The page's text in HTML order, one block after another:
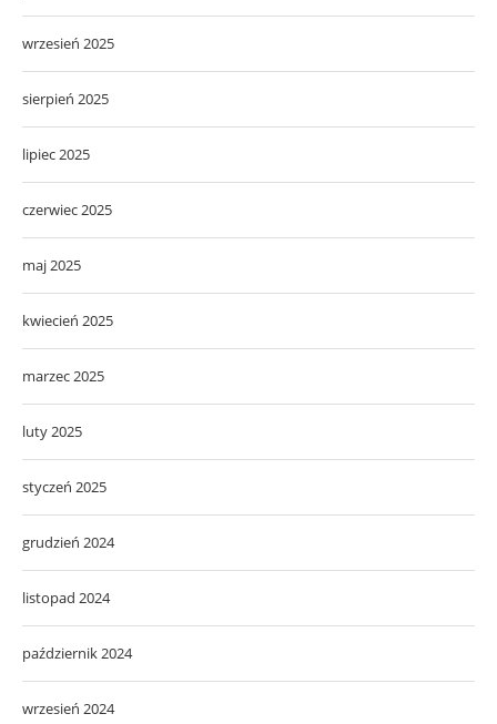
wrzesień 2025
sierpień 2025
lipiec 2025
czerwiec 2025
maj 2025
kwiecień 2025
marzec 2025
luty 2025
styczeń 2025
grudzień 2024
listopad 2024
październik 2024
wrzesień 2024